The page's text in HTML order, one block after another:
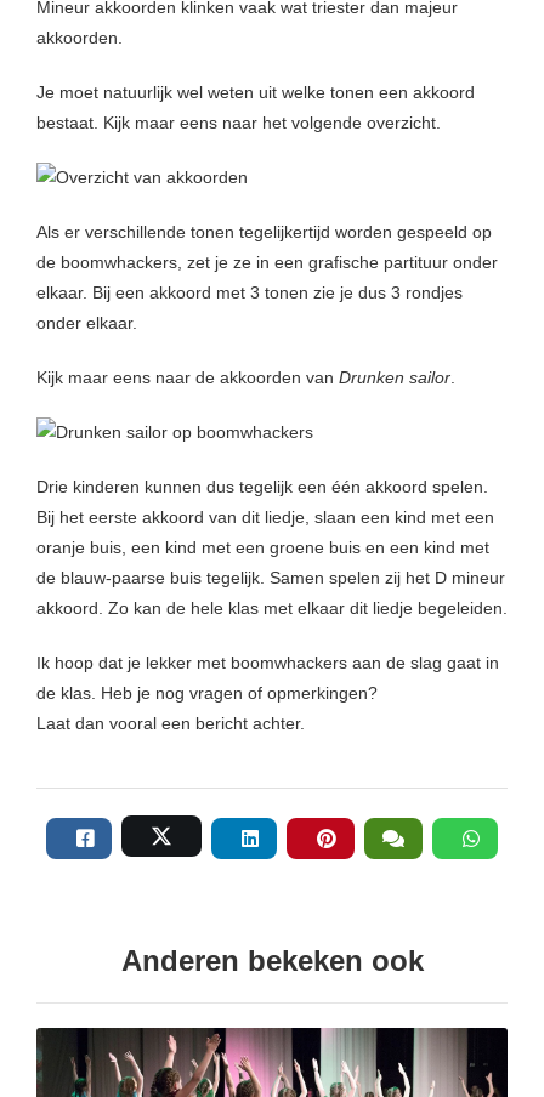
Mineur akkoorden klinken vaak wat triester dan majeur
akkoorden.
Je moet natuurlijk wel weten uit welke tonen een akkoord
bestaat. Kijk maar eens naar het volgende overzicht.
Als er verschillende tonen tegelijkertijd worden gespeeld op
de boomwhackers, zet je ze in een grafische partituur onder
elkaar. Bij een akkoord met 3 tonen zie je dus 3 rondjes
onder elkaar.
Kijk maar eens naar de akkoorden van Drunken sailor
Drie kinderen kunnen dus tegelijk een één akkoord spelen.
Bij het eerste akkoord van dit liedje, slaan een kind met een
oranje buis, een kind met een groene buis en een kind met
de blauw-paarse buis tegelijk. Samen spelen zij het D mineur
akkoord. Zo kan de hele klas met elkaar dit liedje begeleiden.
Ik hoop dat je lekker met boomwhackers aan de slag gaat in
de klas. Heb je nog vragen of opmerkingen?
Laat dan vooral een bericht achter.
Anderen bekeken ook